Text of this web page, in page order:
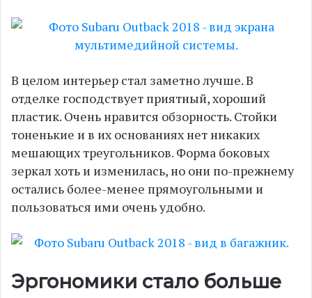
В целом интерьер стал заметно лучше. В
отделке господствует приятный, хороший
пластик. Очень нравится обзорность. Стойки
тоненькие и в их основаниях нет никаких
мешающих треугольников. Форма боковых
зеркал хоть и изменилась, но они по-прежнему
остались более-менее прямоугольными и
пользоваться ими очень удобно.
Эргономики стало больше